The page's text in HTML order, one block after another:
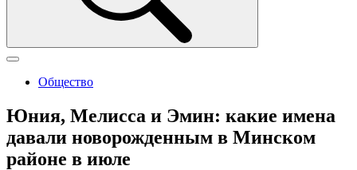
Общество
Юния, Мелисса и Эмин: какие имена
давали новорожденным в Минском
районе в июле